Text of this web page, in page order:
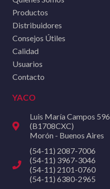
Productos
Distribuidores
Consejos Útiles
Calidad
Usuarios
Contacto
YACO
Luis María Campos 596
(B1708CXC)
Morón - Buenos Aires
(54-11) 2087-7006
(54-11) 3967-3046
(54-11) 2101-0760
(54-11) 6380-2965